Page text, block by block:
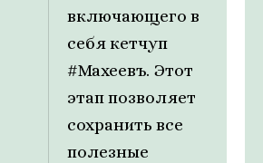
включающего в
себя кетчуп
#Махеевъ. Этот
этап позволяет
сохранить все
полезные